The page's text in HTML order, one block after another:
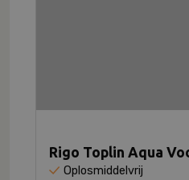
Rigo Toplin Aqua
Oplosmiddelvrij